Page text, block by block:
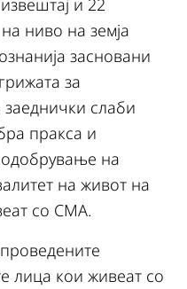
и 22
ниво на земја
засновани
за
слаби
пракса и
на
на живот на
со СMA.
лица кои живеат со